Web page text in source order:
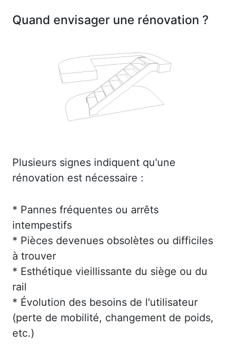
Quand envisager une rénovation ?
Plusieurs signes indiquent qu'une
rénovation est nécessaire :
* Pannes fréquentes ou arrêts
intempestifs
* Pièces devenues obsolètes ou difficiles
à trouver
* Esthétique vieillissante du siège ou du
rail
* Évolution des besoins de l'utilisateur
(perte de mobilité, changement de poids,
etc.)